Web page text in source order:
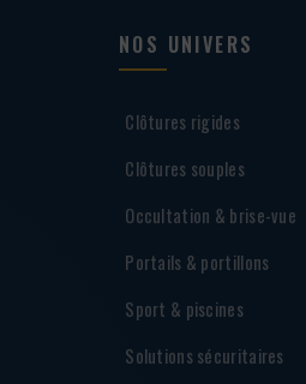
NOS UNIVERS
Clôtures rigides
Clôtures souples
Occultation & brise-vue
Portails & portillons
Sport & piscines
Solutions sécuritaires